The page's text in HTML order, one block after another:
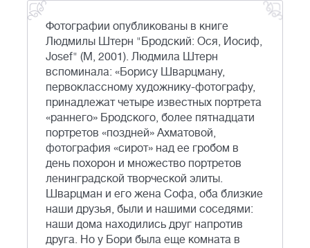
Фотографии опубликованы в книге
Людмилы Штерн "Бродский: Ося, Иосиф,
Josef" (М, 2001). Людмила Штерн
вспоминала: «Борису Шварцману,
первоклассному художнику-фотографу,
принадлежат четыре известных портрета
«раннего» Бродского, более пятнадцати
портретов «поздней» Ахматовой,
фотография «сирот» над ее гробом в
день похорон и множество портретов
ленинградской творческой элиты.
Шварцман и его жена Софа, оба близкие
наши друзья, были и нашими соседями:
наши дома находились друг напротив
друга. Но у Бори была еще комната в